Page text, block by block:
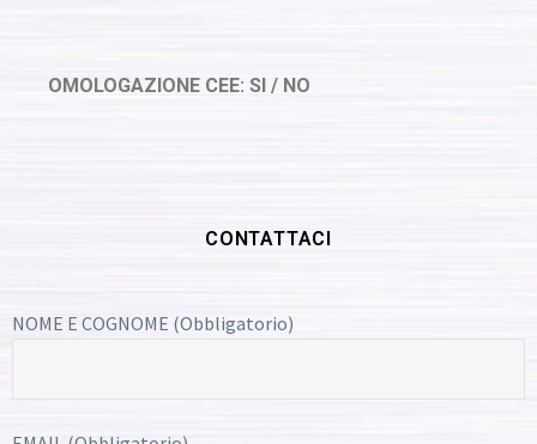
OMOLOGAZIONE CEE: SI / NO
CONTATTACI
NOME E COGNOME (Obbligatorio)